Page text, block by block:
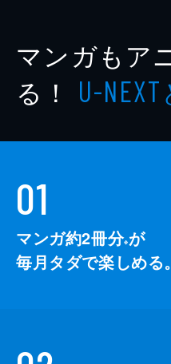
マンガもア
る！ U-NEXT
01
マンガ約2冊分※が
毎月タダで楽しめる。